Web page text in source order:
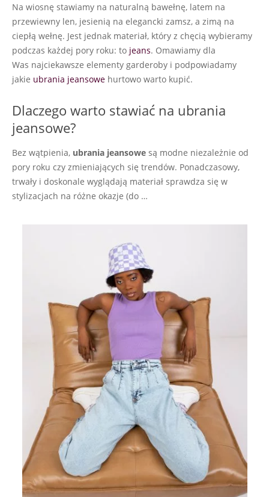
23
Na wiosnę stawiamy na naturalną bawełnę, latem na
przewiewny len, jesienią na elegancki zamsz, a zimą na
ciepłą wełnę. Jest jednak materiał, który z chęcią wybieramy
podczas każdej pory roku: to jeans. Omawiamy dla
Was najciekawsze elementy garderoby i podpowiadamy
jakie ubrania jeansowe hurtowo warto kupić.
Dlaczego warto stawiać na ubrania
jeansowe?
Bez wątpienia, ubrania jeansowe są modne niezależnie od
pory roku czy zmieniających się trendów. Ponadczasowy,
trwały i doskonale wyglądają materiał sprawdza się w
stylizacjach na różne okazje (do …